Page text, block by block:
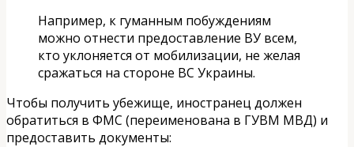
Например, к гуманным побуждениям
можно отнести предоставление ВУ всем,
кто уклоняется от мобилизации, не желая
сражаться на стороне ВС Украины.
Чтобы получить убежище, иностранец должен
обратиться в ФМС (переименована в ГУВМ МВД) и
предоставить документы: